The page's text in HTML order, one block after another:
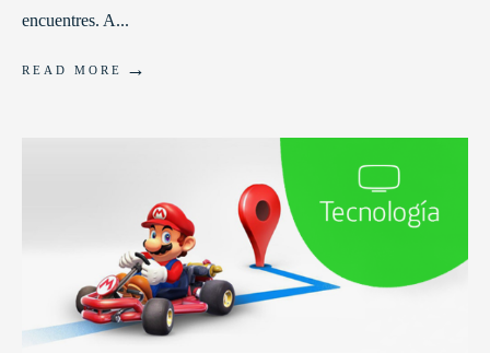
encuentres. A...
READ MORE →